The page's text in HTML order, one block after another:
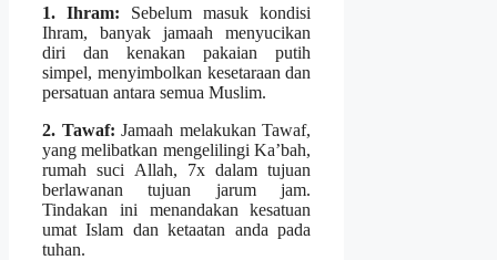
1. Ihram: Sebelum masuk kondisi
Ihram, banyak jamaah menyucikan
diri dan kenakan pakaian putih
simpel, menyimbolkan kesetaraan dan
persatuan antara semua Muslim.
2. Tawaf: Jamaah melakukan Tawaf,
yang melibatkan mengelilingi Ka’bah,
rumah suci Allah, 7x dalam tujuan
berlawanan tujuan jarum jam.
Tindakan ini menandakan kesatuan
umat Islam dan ketaatan anda pada
tuhan.